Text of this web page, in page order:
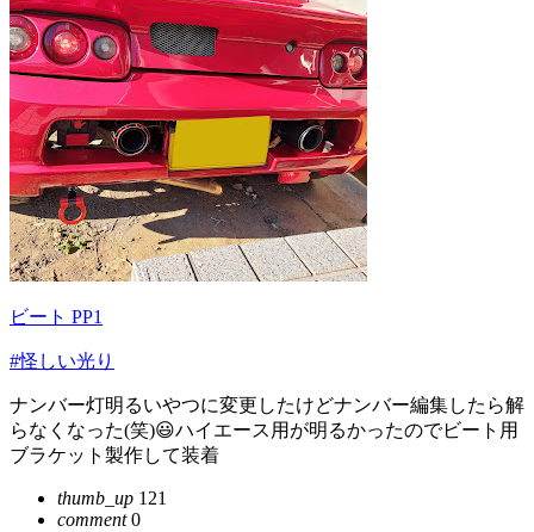
ビート PP1
#怪しい光り
ナンバー灯明るいやつに変更したけどナンバー編集したら解
らなくなった(笑)😃ハイエース用が明るかったのでビート用
ブラケット製作して装着
thumb_up 121
comment0